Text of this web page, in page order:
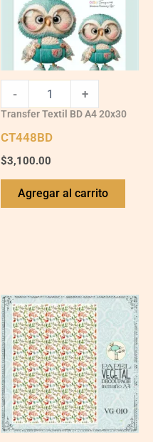
- +
Transfer Textil BD A4 20x30
CT448BD
$3,100.00
Agregar al carrito
VG010
quantity